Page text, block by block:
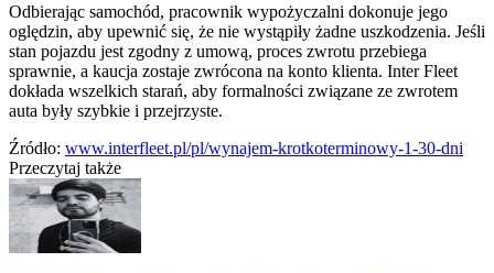
Odbierając samochód, pracownik wypożyczalni dokonuje jego
oględzin, aby upewnić się, że nie wystąpiły żadne uszkodzenia. Jeśli
stan pojazdu jest zgodny z umową, proces zwrotu przebiega
sprawnie, a kaucja zostaje zwrócona na konto klienta. Inter Fleet
dokłada wszelkich starań, aby formalności związane ze zwrotem
auta były szybkie i przejrzyste.
Źródło: www.interfleet.pl/pl/wynajem-krotkoterminowy-1-30-dni
Przeczytaj także